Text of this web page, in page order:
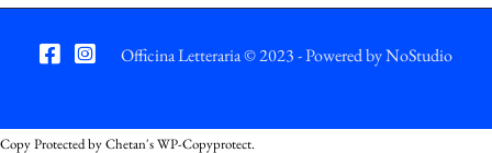
Officina Letteraria © 2023 - Powered byNoStudio
Copy Protected byChetan'sWP-Copyprotect.